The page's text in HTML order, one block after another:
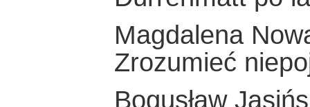
Magdalena
Zrozumieć
Bogusław